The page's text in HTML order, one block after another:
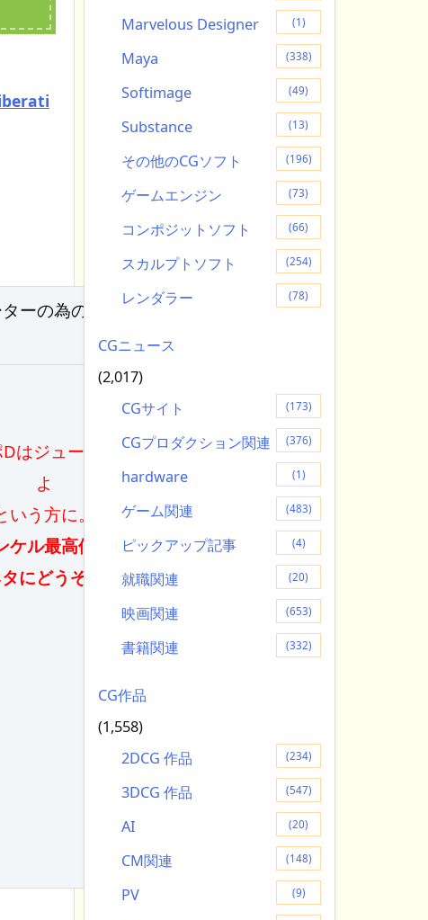
ーの為のドリ
はジュースだ
よ
いう方に。
ケル最高価版
にどうぞ。
Marvelous Designer (1)
Maya (338)
Softimage (49)
Substance (13)
その他のCGソフト (196)
ゲームエンジン (73)
コンポジットソフト (66)
スカルプトソフト (254)
レンダラー (78)
CGニュース
(2,017)
CGサイト
(173)
CGプロダクション関連 (376)
hardware (1)
ゲーム関連 (483)
ピックアップ記事 (4)
就職関連 (20)
映画関連 (653)
書籍関連 (332)
CG作品
(1,558)
2DCG 作品
(234)
3DCG 作品 (547)
AI (20)
CM関連 (148)
PV (9)